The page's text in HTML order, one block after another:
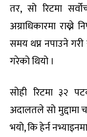
तर, सो रिटमा
अग्राधिकारमा राख्ने
समय थप्न नपाउने
गरेको थियो ।
सोही रिटमा ३२
अदालतले सो मुद्दामा
भयो, कि हेर्न